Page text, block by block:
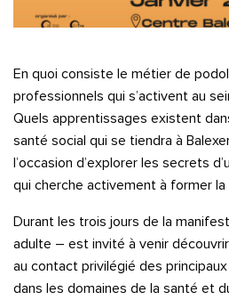
En quoi consiste le métier de
professionnels qui s’activent au
Quels apprentissages existent
santé social qui se tiendra à
l’occasion d’explorer les secrets
qui cherche activement à former la
Durant les trois jours de la
adulte – est invité à venir
au contact privilégié des
dans les domaines de la santé et